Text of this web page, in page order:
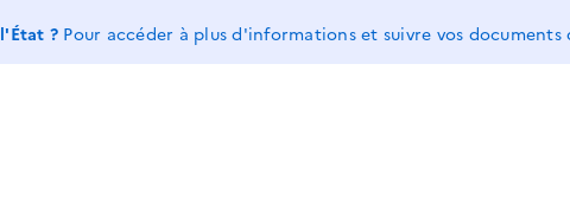
? Pour accéder à plus d'informations et suivre vos documents